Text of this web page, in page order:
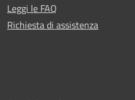
Leggi le FAQ
Richiesta di assistenza